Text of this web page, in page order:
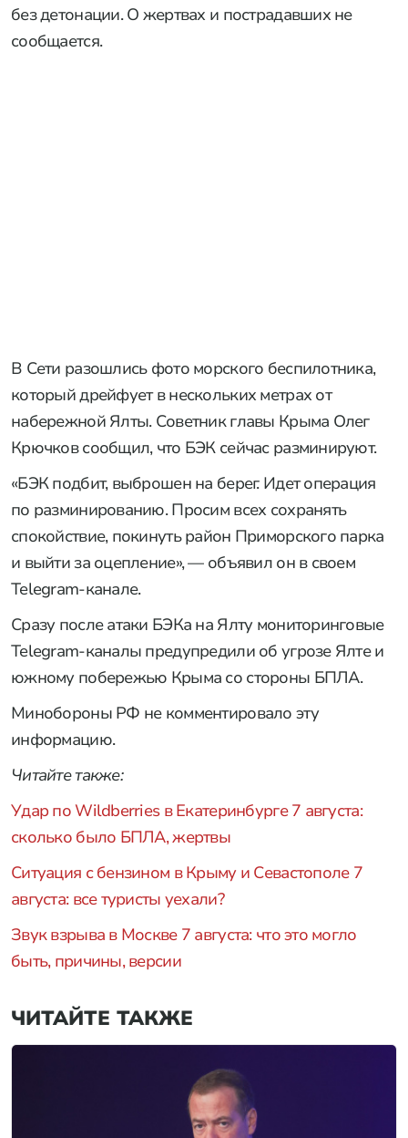
без детонации. О жертвах и пострадавших не
сообщается.
В Сети разошлись фото морского беспилотника,
который дрейфует в нескольких метрах от
набережной Ялты. Советник главы Крыма Олег
Крючков сообщил, что БЭК сейчас разминируют.
«БЭК подбит, выброшен на берег. Идет операция
по разминированию. Просим всех сохранять
спокойствие, покинуть район Приморского парка
и выйти за оцепление», — объявил он в своем
Telegram-канале.
Сразу после атаки БЭКа на Ялту мониторинговые
Telegram-каналы предупредили об угрозе Ялте и
южному побережью Крыма со стороны БПЛА.
Минобороны РФ не комментировало эту
информацию.
Читайте также:
Удар по Wildberries в Екатеринбурге 7 августа:
сколько было БПЛА, жертвы
Ситуация с бензином в Крыму и Севастополе 7
августа: все туристы уехали?
Звук взрыва в Москве 7 августа: что это могло
быть, причины, версии
ЧИТАЙТЕ ТАКЖЕ